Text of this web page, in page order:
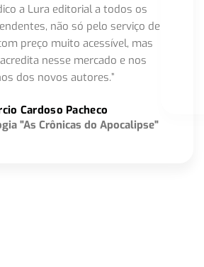
a Lura editorial a todos os
não só pelo serviço de
preço muito acessível, mas
nesse mercado e nos
dos novos autores.”
Cardoso Pacheco
"As Crônicas do Apocalipse"